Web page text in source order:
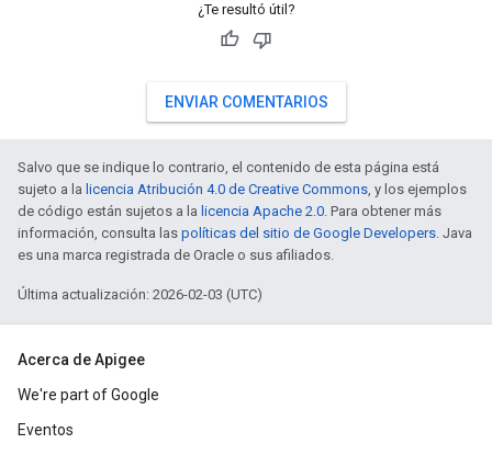
¿Te resultó útil?
ENVIAR COMENTARIOS
Salvo que se indique lo contrario, el contenido de esta página está
sujeto a la licencia Atribución 4.0 de Creative Commons, y los ejemplos
de código están sujetos a la licencia Apache 2.0. Para obtener más
información, consulta las políticas del sitio de Google Developers. Java
es una marca registrada de Oracle o sus afiliados.
Última actualización: 2026-02-03 (UTC)
Acerca de Apigee
We're part of Google
Eventos